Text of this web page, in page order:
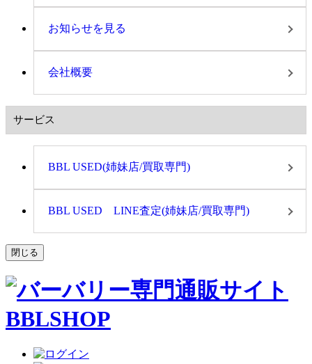
お知らせを見る
会社概要
サービス
BBL USED(姉妹店/買取専門)
BBL USED LINE査定(姉妹店/買取専門)
閉じる